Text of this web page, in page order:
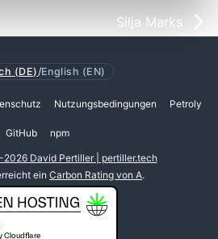
Silja Marks
(DE) /English (EN)
Nutzungsbedingungen Petroly
GitHub npm
David Pertiller | pertiller.tech
ein Carbon Rating von A.